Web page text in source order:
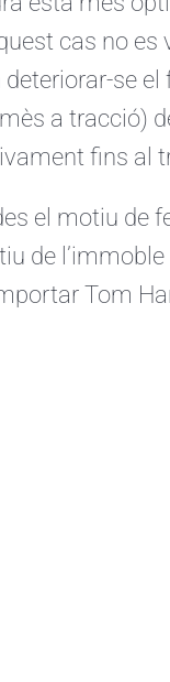
cas no es
deteriorar-se
a tracció)
fins al
el motiu de
de
Tom